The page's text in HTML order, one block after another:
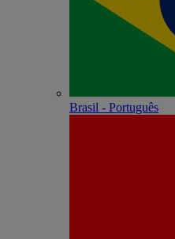
Brasil - Português